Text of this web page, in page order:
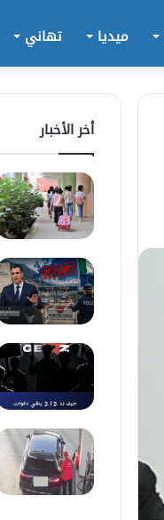
ميديا تهاني
أخر الأخبار